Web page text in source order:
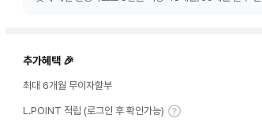
추가혜택 🎉
최대 6개월 무이자할부
L.POINT 적립 (로그인 후 확인가능)